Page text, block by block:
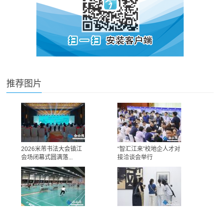
推荐图片
2026米芾书法大会镇江
会场闭幕式圆满落...
“智汇江来”校地企人才对
接洽谈会举行